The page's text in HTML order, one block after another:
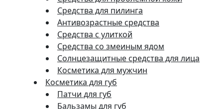
Средства для пилинга
Антивозрастные средства
Средства с улиткой
Средства со змеиным ядом
Солнцезащитные средства для лица
Косметика для мужчин
Косметика для губ
Патчи для губ
Бальзамы для губ